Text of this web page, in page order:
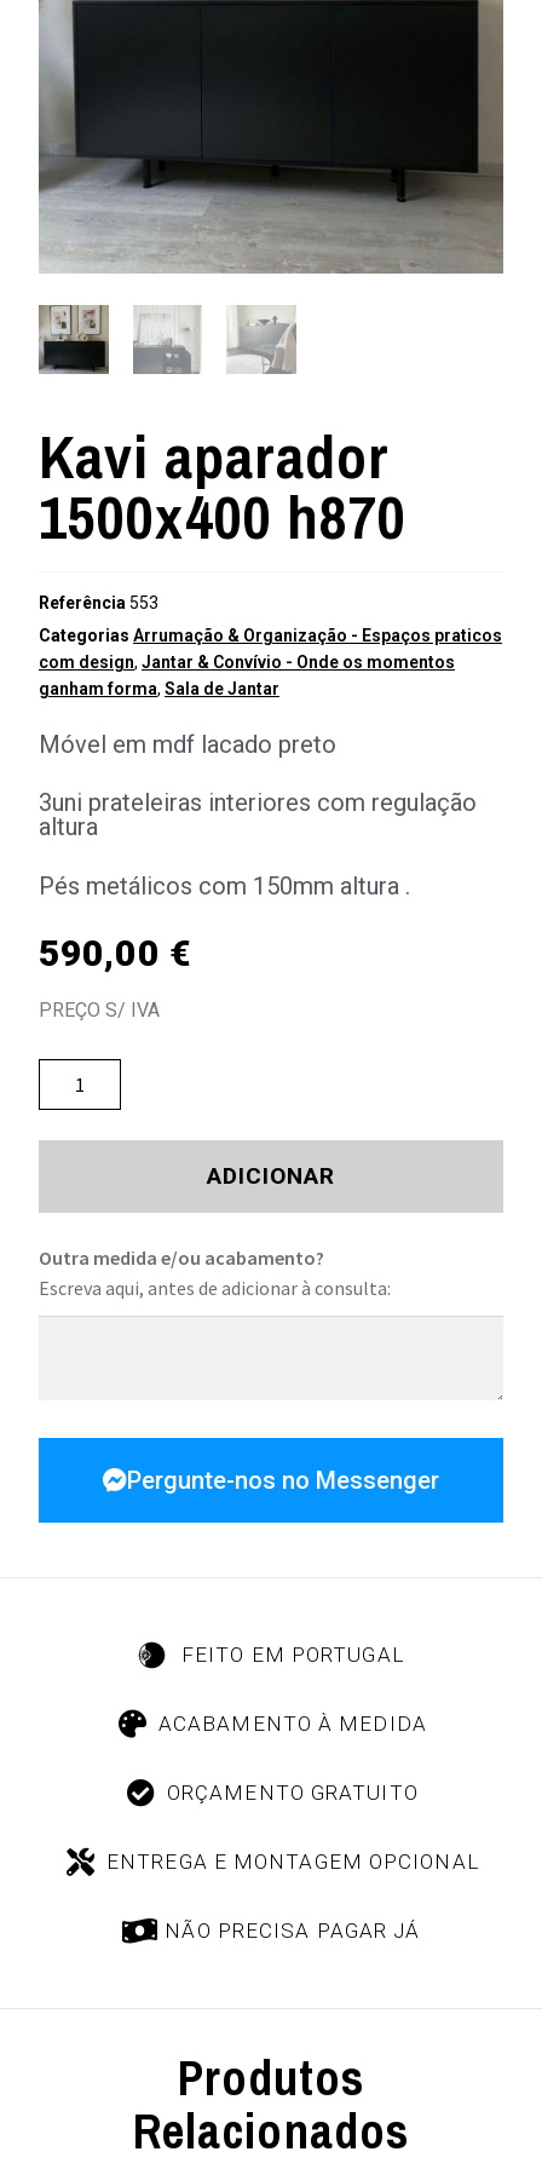
Kavi aparador
1500x400 h870
Referência 553
Categorias Arrumação & Organização - Espaços praticos
com design, Jantar & Convívio - Onde os momentos
ganham forma, Sala de Jantar
Móvel em mdf lacado preto
3uni prateleiras interiores com regulação
altura
Pés metálicos com 150mm altura .
590,00 €
PREÇO S/ IVA
ADICIONAR
Outra medida e/ou acabamento?
Escreva aqui, antes de adicionar à consulta:
Pergunte-nos no Messenger
FEITO EM PORTUGAL
ACABAMENTO À MEDIDA
ORÇAMENTO GRATUITO
ENTREGA E MONTAGEM OPCIONAL
NÃO PRECISA PAGAR JÁ
Produtos
Relacionados